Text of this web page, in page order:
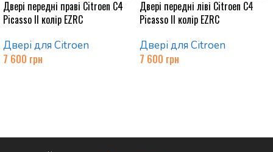
Двері передні праві Citroen C4
Picasso II колір EZRC
Двері для Citroen
7 600 грн
Двері передні ліві Citroen C4
Picasso II колір EZRC
Двері для Citroen
7 600 грн